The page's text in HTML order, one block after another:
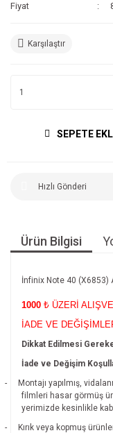
Fiyat
Karşılaştır
SEPETE
Hızlı Gönderi
Ürün Bilgisi
İnfinix Note 40 (X6853)
1000 ₺ ÜZERİ
İADE VE
Dikkat Edilmesi
İade ve Değişim
-
Montajı yapılmış,
filmleri hasar görmüş
yerimizde kesinlikle
-
Kırık veya kopmuş